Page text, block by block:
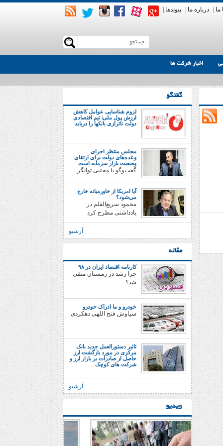
ما درباره ما پیوندها
اخبار شرکت ها
گفتگو
لزوم شناسایی عوامل کاهش
ارزش پول ملی| تیم اقتصادی
دولت ناترازی بانکها را دریابد
مجلس منتظر اجرای
وعده‌های دولت برای ارتقای
وضعیت بازار سرمایه است
گفت‌وگو با مجتبی توانگر
آیا امریکا از خاورمیانه خارج
می‌شود؟
محمود سریع‌القلم در
یادداشتی مطرح کرد
آرشیو
مقاله
کارنامه اقتصاد ایران در ۹۸
چرا رشد در زمستان منفی
شد؟
خودرو و ما ادراک خودرو
سیاوش فتح اللهی دهکردی
تاثیر دستورالعمل جدید بانک
مرکزی در مورد بازگشت ارز
حاصل از صادرات بر بازار ارز و
شرکت های کوچک
آرشیو
ویدیو